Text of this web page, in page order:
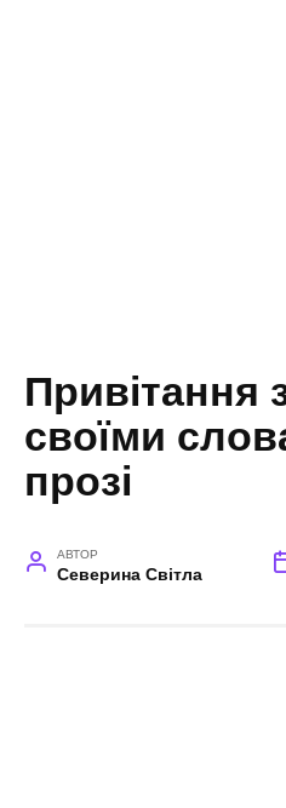
Привітання
своїми
прозі
АВТОР
Северина Світла